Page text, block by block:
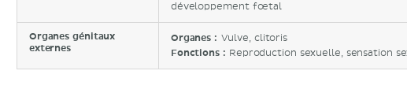
développement fœtal
Organes génitaux
externes
Organes : Vulve, clitoris
Fonctions : Reproduction sexuelle, sensation